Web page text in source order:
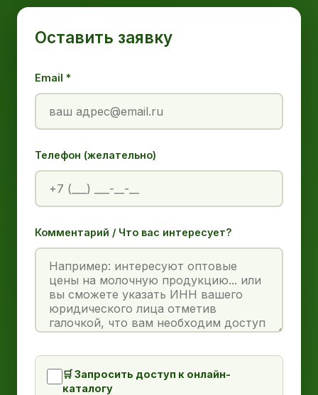
Оставить заявку
Email *
Телефон (желательно)
Комментарий / Что вас интересует?
🛒 Запросить доступ к онлайн-
каталогу